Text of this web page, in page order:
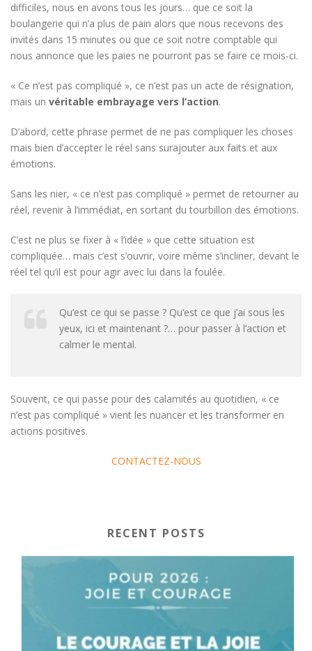
difficiles, nous en avons tous les jours… que ce soit la
boulangerie qui n’a plus de pain alors que nous recevons des
invités dans 15 minutes ou que ce soit notre comptable qui
nous annonce que les paies ne pourront pas se faire ce mois-ci.
« Ce n’est pas compliqué », ce n’est pas un acte de résignation,
mais un véritable embrayage vers l’action.
D’abord, cette phrase permet de ne pas compliquer les choses
mais bien d’accepter le réel sans surajouter aux faits et aux
émotions.
Sans les nier, « ce n’est pas compliqué » permet de retourner au
réel, revenir à l’immédiat, en sortant du tourbillon des émotions.
C’est ne plus se fixer à « l’idée » que cette situation est
compliquée… mais c’est s’ouvrir, voire même s’incliner, devant le
réel tel qu’il est pour agir avec lui dans la foulée.
Qu’est ce qui se passe ? Qu’est ce que j’ai sous les
yeux, ici et maintenant ?… pour passer à l’action et
calmer le mental.
Souvent, ce qui passe pour des calamités au quotidien, « ce
n’est pas compliqué » vient les nuancer et les transformer en
actions positives.
CONTACTEZ-NOUS
RECENT POSTS